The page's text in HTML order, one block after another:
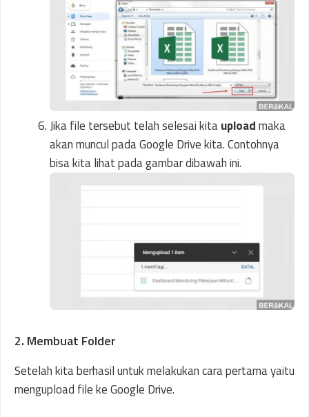
Jika file tersebut telah selesai kitauploadmaka
akan muncul pada Google Drive kita. Contohnya
bisa kita lihat pada gambar dibawah ini.
2. Membuat Folder
Setelah kita berhasil untuk melakukan cara pertama yaitu
mengupload file ke Google Drive.